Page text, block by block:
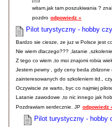
witam.jak tam poszukiwania ?
pozdro odpowiedz »
Pilot turystyczny - hobby
Bardzo sie ciesze, ze juz w Polsce jest
Nie wiem dlaczego??? ,latanie
Z tego co wiem ,to moi znajomi robia
Jestem pewny , gdy ceny beda
zainteresowanych do szkoleniem itd.,
Oczywiscie ze warto, byc co najmiej
Latanie zawodowe ,to nic innego jak
Pozdrawiam serdecznie. JP odpowiedz
Pilot turystyczny - hobby